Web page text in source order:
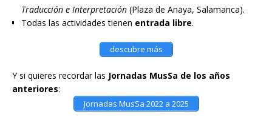
Traducción e Interpretación (Plaza de Anaya, Salamanca).
Todas las actividades tienen entrada libre.
descubre más
Y si quieres recordar las Jornadas MusSa de los años
anteriores:
Jornadas MusSa 2022 a 2025